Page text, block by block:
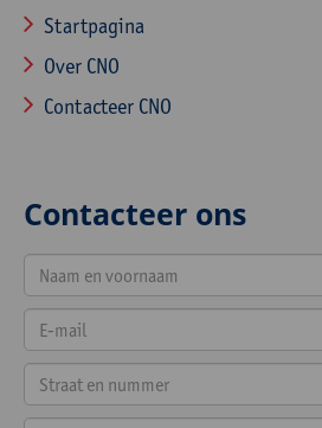
Startpagina
Over CNO
Contacteer CNO
Contacteer ons